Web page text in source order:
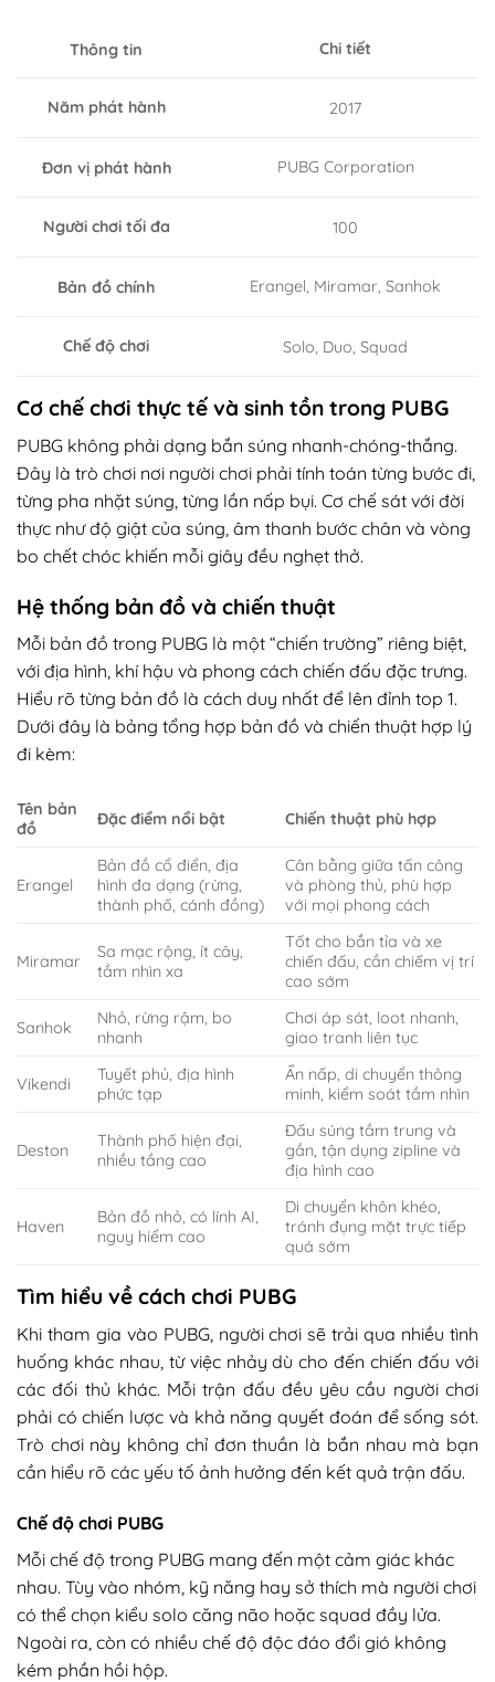
Thông tin Chi tiết
Năm phát hành 2017
Đơn vị phát hành PUBG Corporation
Người chơi tối đa 100
Bản đồ chính Erangel, Miramar, Sanhok
Chế độ chơi Solo, Duo, Squad
Cơ chế chơi thực tế và sinh tồn trong PUBG
PUBG không phải dạng bắn súng nhanh-chóng-thắng.
Đây là trò chơi nơi người chơi phải tính toán từng bước đi,
từng pha nhặt súng, từng lần nấp bụi. Cơ chế sát với đời
thực như độ giật của súng, âm thanh bước chân và vòng
bo chết chóc khiến mỗi giây đều nghẹt thở.
Hệ thống bản đồ và chiến thuật
Mỗi bản đồ trong PUBG là một “chiến trường” riêng biệt,
với địa hình, khí hậu và phong cách chiến đấu đặc trưng.
Hiểu rõ từng bản đồ là cách duy nhất để lên đỉnh top 1.
Dưới đây là bảng tổng hợp bản đồ và chiến thuật hợp lý
đi kèm:
Tên bản
đồ
Đặc điểm nổi bật Chiến thuật phù hợp
Erangel
Bản đồ cổ điển, địa
hình đa dạng (rừng,
thành phố, cánh đồng)
Cân bằng giữa tấn công
và phòng thủ, phù hợp
với mọi phong cách
Miramar
Sa mạc rộng, ít cây,
tầm nhìn xa
Tốt cho bắn tỉa và xe
chiến đấu, cần chiếm vị trí
cao sớm
Sanhok
Nhỏ, rừng rậm, bo
nhanh
Chơi áp sát, loot nhanh,
giao tranh liên tục
Vikendi
Tuyết phủ, địa hình
phức tạp
Ẩn nấp, di chuyển thông
minh, kiểm soát tầm nhìn
Deston
Thành phố hiện đại,
nhiều tầng cao
Đấu súng tầm trung và
gần, tận dụng zipline và
địa hình cao
Haven
Bản đồ nhỏ, có lính AI,
nguy hiểm cao
Di chuyển khôn khéo,
tránh đụng mặt trực tiếp
quá sớm
Tìm hiểu về cách chơi PUBG
Khi tham gia vào PUBG, người chơi sẽ trải qua nhiều tình
huống khác nhau, từ việc nhảy dù cho đến chiến đấu với
các đối thủ khác. Mỗi trận đấu đều yêu cầu người chơi
phải có chiến lược và khả năng quyết đoán để sống sót.
Trò chơi này không chỉ đơn thuần là bắn nhau mà bạn
cần hiểu rõ các yếu tố ảnh hưởng đến kết quả trận đấu.
Chế độ chơi PUBG
Mỗi chế độ trong PUBG mang đến một cảm giác khác
nhau. Tùy vào nhóm, kỹ năng hay sở thích mà người chơi
có thể chọn kiểu solo căng não hoặc squad đầy lửa.
Ngoài ra, còn có nhiều chế độ độc đáo đổi gió không
kém phần hồi hộp.